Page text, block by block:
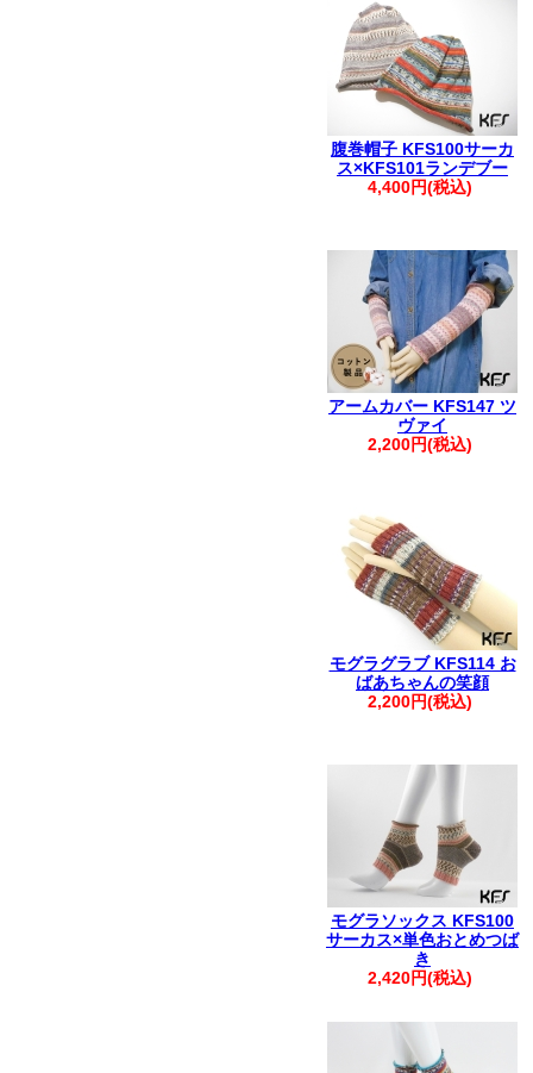
腹巻帽子 KFS100サーカ
ス×KFS101ランデブー
4,400円(税込)
アームカバー KFS147 ツ
ヴァイ
2,200円(税込)
モグラグラブ KFS114 お
ばあちゃんの笑顔
2,200円(税込)
モグラソックス KFS100
サーカス×単色おとめつば
き
2,420円(税込)